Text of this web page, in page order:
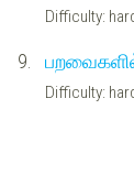
Difficulty:
9.
Difficulty: